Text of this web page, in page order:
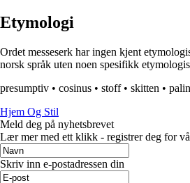
Etymologi
Ordet messeserk har ingen kjent
norsk språk uten noen spesifikk
presumptiv • cosinus • stoff• skitten •
Hjem Og Stil
Meld deg på nyhetsbrevet
Lær mer med ett klikk - registrer deg for
Skriv inn e-postadressen din